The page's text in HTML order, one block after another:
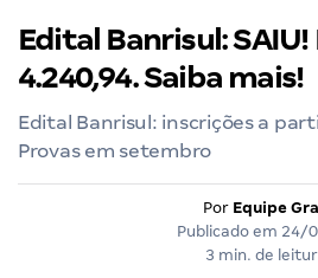
Edital Banrisul: SAIU!
4.240,94. Saiba mais!
Edital Banrisul: inscrições a
Provas em setembro
Por Equipe
Publicado em 24/
3 min. de